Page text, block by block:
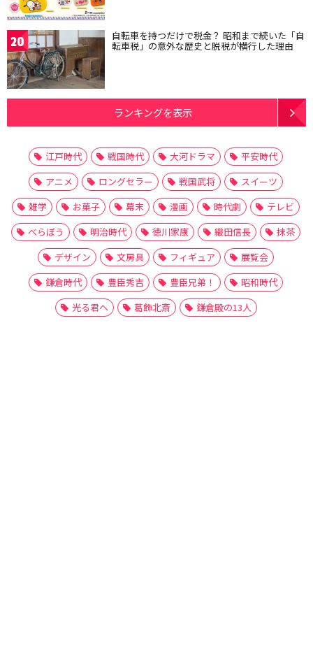
20 自転車を持つだけで税金？ 昭和まで続いた「自
転車税」の意外な歴史と脱税が横行した理由
ランキングを表示
江戸時代 戦国時代 大河ドラマ
平安時代
アニメ
ロングセラー 戦国武将
スイーツ
雑学
お菓子 幕末 漫画 時代劇
テレビ
べらぼう
明治時代 徳川家康 織田信長
抹茶
デザイン
文房具 フィギュア
展覧会
鎌倉時代
豊臣秀吉 豊臣兄弟！
昭和時代
光る君へ
葛飾北斎 鎌倉殿の13人